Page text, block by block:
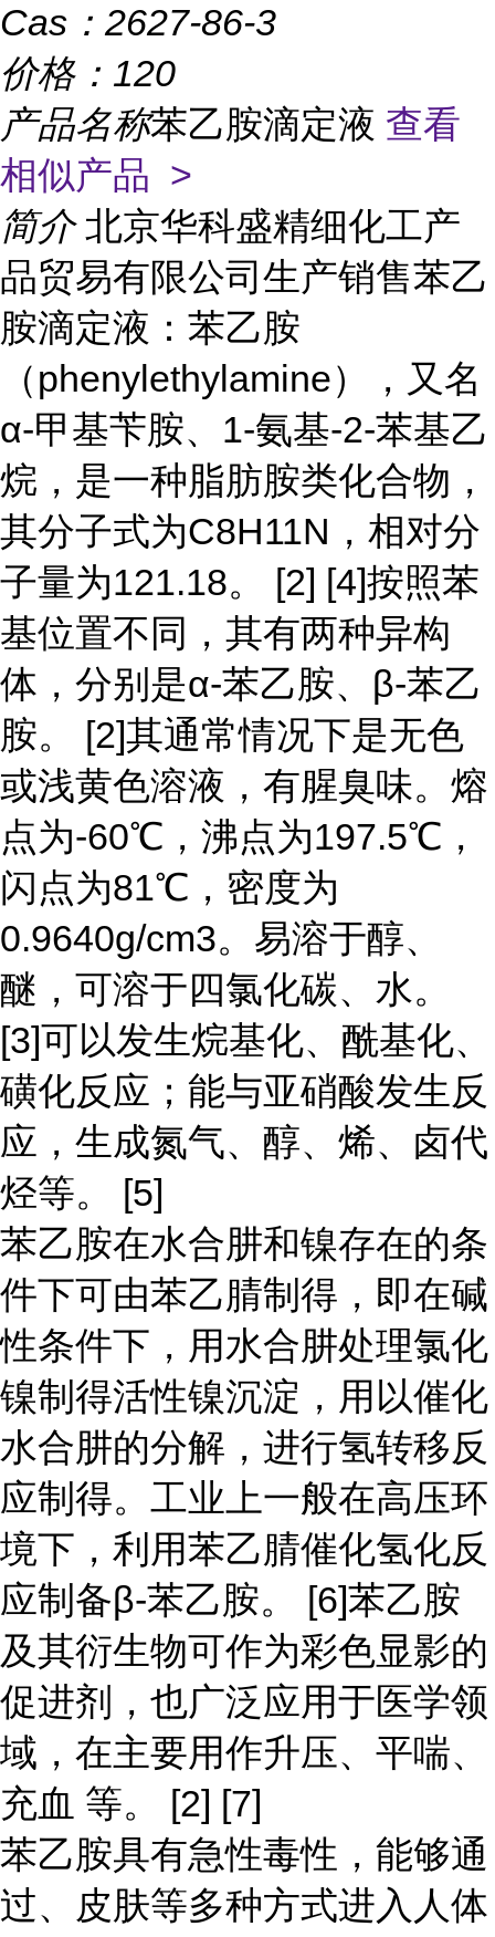
Cas： 2627-86-3
价格： 120
产品名称苯乙胺滴定液 查看
相似产品 >
简介 北京华科盛精细化工产
品贸易有限公司生产销售苯乙
胺滴定液：苯乙胺
（phenylethylamine），又名
α-甲基苄胺、1-氨基-2-苯基乙
烷，是一种脂肪胺类化合物，
其分子式为C8H11N，相对分
子量为121.18。 [2] [4]按照苯
基位置不同，其有两种异构
体，分别是α-苯乙胺、β-苯乙
胺。 [2]其通常情况下是无色
或浅黄色溶液，有腥臭味。熔
点为-60℃，沸点为197.5℃，
闪点为81℃，密度为
0.9640g/cm3。易溶于醇、
醚，可溶于四氯化碳、水。
[3]可以发生烷基化、酰基化、
磺化反应；能与亚硝酸发生反
应，生成氮气、醇、烯、卤代
烃等。 [5]
苯乙胺在水合肼和镍存在的条
件下可由苯乙腈制得，即在碱
性条件下，用水合肼处理氯化
镍制得活性镍沉淀，用以催化
水合肼的分解，进行氢转移反
应制得。工业上一般在高压环
境下，利用苯乙腈催化氢化反
应制备β-苯乙胺。 [6]苯乙胺
及其衍生物可作为彩色显影的
促进剂，也广泛应用于医学领
域，在主要用作升压、平喘、
充血 等。 [2] [7]
苯乙胺具有急性毒性，能够通
过、皮肤等多种方式进入人体